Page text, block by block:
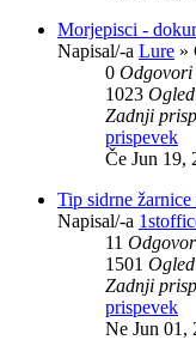
Morjepisci -
Napisal/-a Lure »
0 Odgovori
1023
Zadnji
prispevek
Če Jun 19,
Tip sidrne
Napisal/-a
11
1501
Zadnji
prispevek
Ne Jun 01,